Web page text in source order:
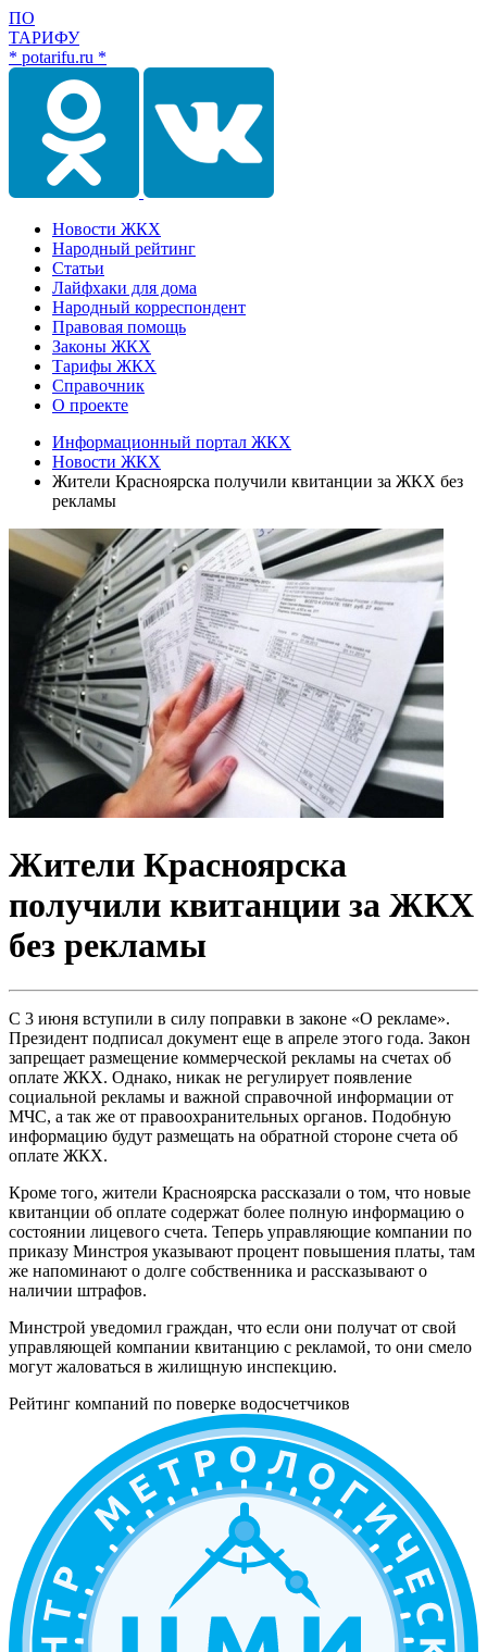
ПО
ТАРИФУ
* potarifu.ru *
Новости ЖКХ
Народный рейтинг
Статьи
Лайфхаки для дома
Народный корреспондент
Правовая помощь
Законы ЖКХ
Тарифы ЖКХ
Справочник
О проекте
Информационный портал ЖКХ
Новости ЖКХ
Жители Красноярска получили квитанции за ЖКХ без
рекламы
Жители Красноярска
получили квитанции за ЖКХ
без рекламы
С 3 июня вступили в силу поправки в законе «О рекламе».
Президент подписал документ еще в апреле этого года. Закон
запрещает размещение коммерческой рекламы на счетах об
оплате ЖКХ. Однако, никак не регулирует появление
социальной рекламы и важной справочной информации от
МЧС, а так же от правоохранительных органов. Подобную
информацию будут размещать на обратной стороне счета об
оплате ЖКХ.
Кроме того, жители Красноярска рассказали о том, что новые
квитанции об оплате содержат более полную информацию о
состоянии лицевого счета. Теперь управляющие компании по
приказу Минстроя указывают процент повышения платы, там
же напоминают о долге собственника и рассказывают о
наличии штрафов.
Минстрой уведомил граждан, что если они получат от свой
управляющей компании квитанцию с рекламой, то они смело
могут жаловаться в жилищную инспекцию.
Рейтинг компаний по поверке водосчетчиков